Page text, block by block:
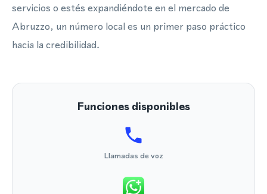
servicios o estés expandiéndote en el mercado de
Abruzzo, un número local es un primer paso práctico
hacia la credibilidad.
Funciones disponibles
Llamadas de voz